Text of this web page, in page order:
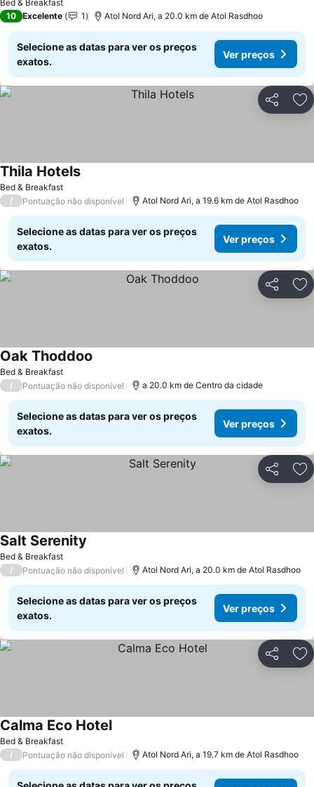
Bed & Breakfast
10 Excelente 1 Atol Nord Ari, a 20.0 km de Atol Rasdhoo
Selecione as datas para ver os preços
exatos.
Ver preços
Partilhar
Bed & Breakfast
Thila HotelsVer preços
/ Pontuação não disponível Atol Nord Ari, a 19.6 km de Atol Rasdhoo
Selecione as datas para ver os preços
exatos.
Ver preços
Partilhar
Bed & Breakfast
Oak Thoddoo
/ Pontuação não disponível a 20.0 km de Centro da cidade
Selecione as datas para ver os preços
exatos.
Ver preços
Partilhar
Bed & Breakfast
Salt Serenity
/ Pontuação não disponível Atol Nord Ari, a 20.0 km de Atol Rasdhoo
Selecione as datas para ver os preços
exatos.
Ver preços
Partilhar
Bed & Breakfast
Calma Eco HotelVer preços
/ Pontuação não disponível Atol Nord Ari, a 19.7 km de Atol Rasdhoo